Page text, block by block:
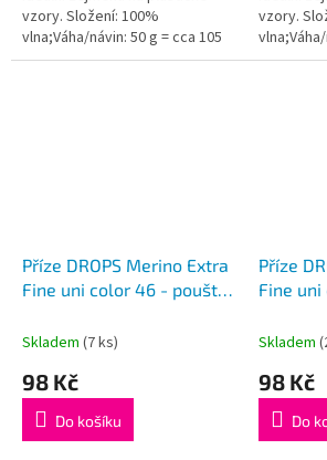
vzory. Složení: 100%
vlna;Váha/návin: 50 g = cca 105
metrů;Doporučená síla jehlic: 4
vzory.
Příze DROPS Merino Extra
Fine uni color 46 - pouštní
Skladem (7 ks)
98 Kč
Do košíku
Příze
Fine
Skladem
98 Kč
Do